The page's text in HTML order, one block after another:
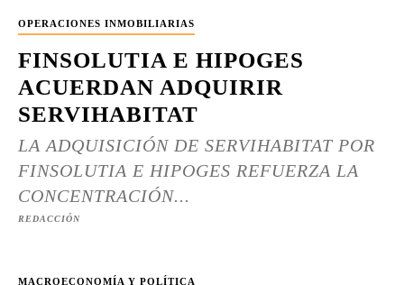
OPERACIONES INMOBILIARIAS
FINSOLUTIA E HIPOGES
ACUERDAN ADQUIRIR
SERVIHABITAT
LA ADQUISICIÓN DE SERVIHABITAT POR
FINSOLUTIA E HIPOGES REFUERZA LA
CONCENTRACIÓN...
REDACCIÓN
MACROECONOMÍA Y POLÍTICA